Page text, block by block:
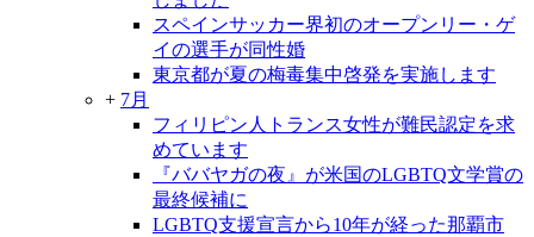
スペインサッカー界初のオープンリー・ゲ
イの選手が同性婚
東京都が夏の梅毒集中啓発を実施します
+ 7月
フィリピン人トランス女性が難民認定を求
めています
『ババヤガの夜』が米国のLGBTQ文学賞の
最終候補に
LGBTQ支援宣言から10年が経った那覇市